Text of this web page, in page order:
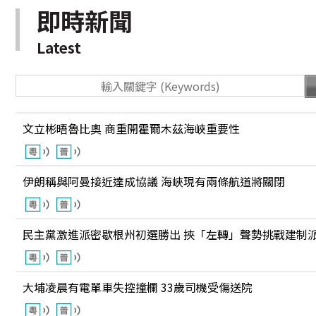
即時新聞
Latest
文立彬晤魯比奧 商重開霍爾木茲海峽重要性
伊朗稱與阿曼接近達成協議 海峽現有兩條航道將關閉
民主黨激進派密歇根州初選勝出 挾「左轉」聲勢挑戰建制
大埔凌晨有電單車失控撞欄 33歲司機受傷送院